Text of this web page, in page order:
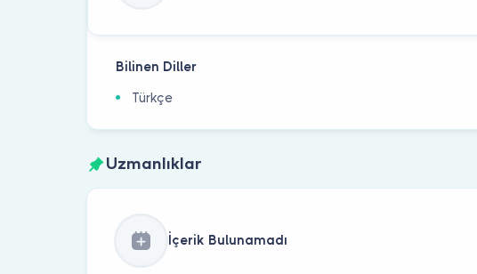
Bilinen Diller
Türkçe
Uzmanlıklar
İçerik Bulunamadı